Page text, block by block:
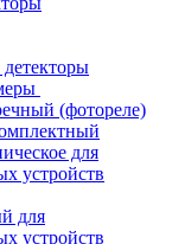
(фотореле)
для
устройств
для
устройств